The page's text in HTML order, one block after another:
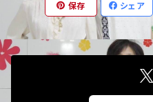
保存 シェア